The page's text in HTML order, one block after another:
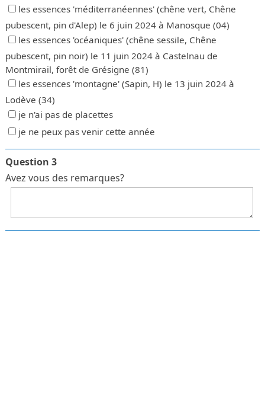
les essences 'méditerranéennes' (chêne vert, Chêne
pubescent, pin d'Alep) le 6 juin 2024 à Manosque (04)
les essences 'océaniques' (chêne sessile, Chêne
pubescent, pin noir) le 11 juin 2024 à Castelnau de
Montmirail, forêt de Grésigne (81)
les essences 'montagne' (Sapin, H) le 13 juin 2024 à
Lodève (34)
je n'ai pas de placettes
je ne peux pas venir cette année
Question 3
Avez vous des remarques?